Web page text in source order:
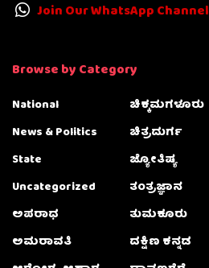
Join Our WhatsApp Channel
Browse by Category
National
News & Politics
State
Uncategorized
ಅಪರಾಧ
ಅಮರಾವತಿ
ಚಿಕ್ಕಮಗಳೂರು
ಚಿತ್ರದುರ್ಗ
ಜ್ಯೋತಿಷ್ಯ
ತಂತ್ರಜ್ಞಾನ
ತುಮಕೂರು
ದಕ್ಷಿಣ ಕನ್ನಡ